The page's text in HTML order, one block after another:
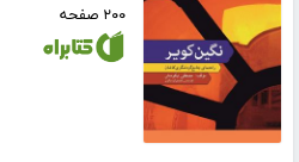
۲۰۰ صفحه